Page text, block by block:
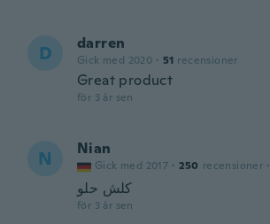
D darren
Gick med 2020 · 51 recensioner
Great product
för 3 år sen
N Nian
Gick med 2017 · 250 recensioner ·
كلش حلو
för 3 år sen